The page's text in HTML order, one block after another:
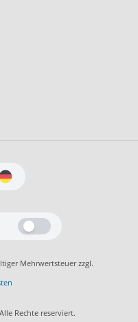
Mehrwertsteuer zzgl.
Rechte reserviert.